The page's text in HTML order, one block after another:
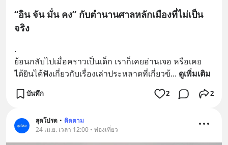
“อิน จัน มั่น คง” กับตำนานศาลหลักเมืองที่ไม่เป็น
จริง
.
ย้อนกลับไปเมื่อคราวเป็นเด็ก เราก็เคยอ่านเจอ หรือเคย
ได้ยินได้ฟังเกี่ยวกับเรื่องเล่าประหลาดที่เกี่ยวข้... ดูเพิ่มเติม
บันทึก 2 2
สุดโปรด • ติดตาม
24 เม.ย. เวลา 12:00 • ท่องเที่ยว